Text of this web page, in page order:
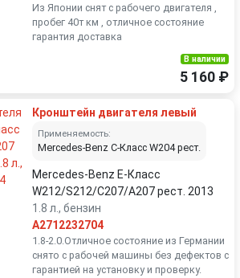
Из Японии снят с рабочего двигателя ,
пробег 40т км , отличное состояние
гарантия доставка
В наличии
5 160 ₽
Кронштейн двигателя левый
Применяемость:
Mercedes-Benz C-Класс W204 рест.
Mercedes-Benz E-Класс
W212/S212/C207/A207 рест. 2013
1.8 л., бензин
A2712232704
1.8-2.0.Отличное состояние из Германии
снято с рабочей машины без дефектов с
гарантией на установку и проверку.